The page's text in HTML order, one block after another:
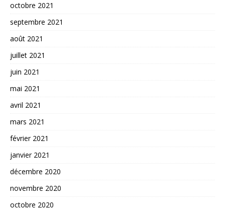
octobre 2021
septembre 2021
août 2021
juillet 2021
juin 2021
mai 2021
avril 2021
mars 2021
février 2021
janvier 2021
décembre 2020
novembre 2020
octobre 2020